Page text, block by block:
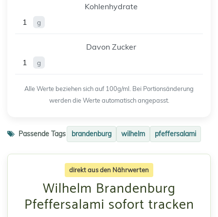
Kohlenhydrate
1
g
Davon Zucker
1
g
Alle Werte beziehen sich auf 100g/ml. Bei Portionsänderung
werden die Werte automatisch angepasst.
Passende Tags brandenburg wilhelm pfeffersalami
direkt aus den Nährwerten
Wilhelm Brandenburg
Pfeffersalami sofort tracken